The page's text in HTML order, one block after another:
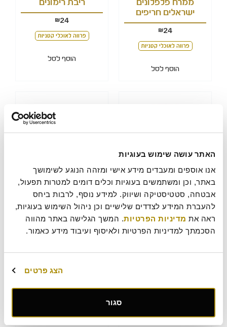
האתר עושה שימוש בעוגיות
ראה את מדיניות הפרטיות
הסכמתך למדיניות הפרטיות ולאיסוף ועיבוד מידע כאמור.
הצג פרטים
סגור
ישראלים חריפים
24
₪
פרווה לאוכלי קטניות
הוסף לסל
24
₪
פרווה לאוכלי קטניות
הוסף לסל
ריבת גויאבות
24
₪
פרווה לאוכלי קטניות
הוסף לסל
ממרח ארטישוק עם
נגיעות כמהין
24
₪
הוסף לסל